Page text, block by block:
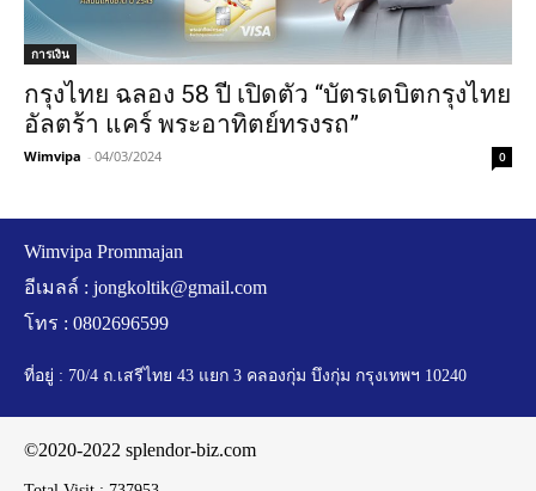
การเงิน
กรุงไทย ฉลอง 58 ปี เปิดตัว “บัตรเดบิตกรุงไทย
อัลตร้า แคร์ พระอาทิตย์ทรงรถ”
Wimvipa - 04/03/2024 0
Wimvipa Prommajan
อีเมลล์ : jongkoltik@gmail.com
โทร : 0802696599
ที่อยู่ : 70/4 ถ.เสรีไทย 43 แยก 3 คลองกุ่ม บึงกุ่ม กรุงเทพฯ 10240
©2020-2022 splendor-biz.com